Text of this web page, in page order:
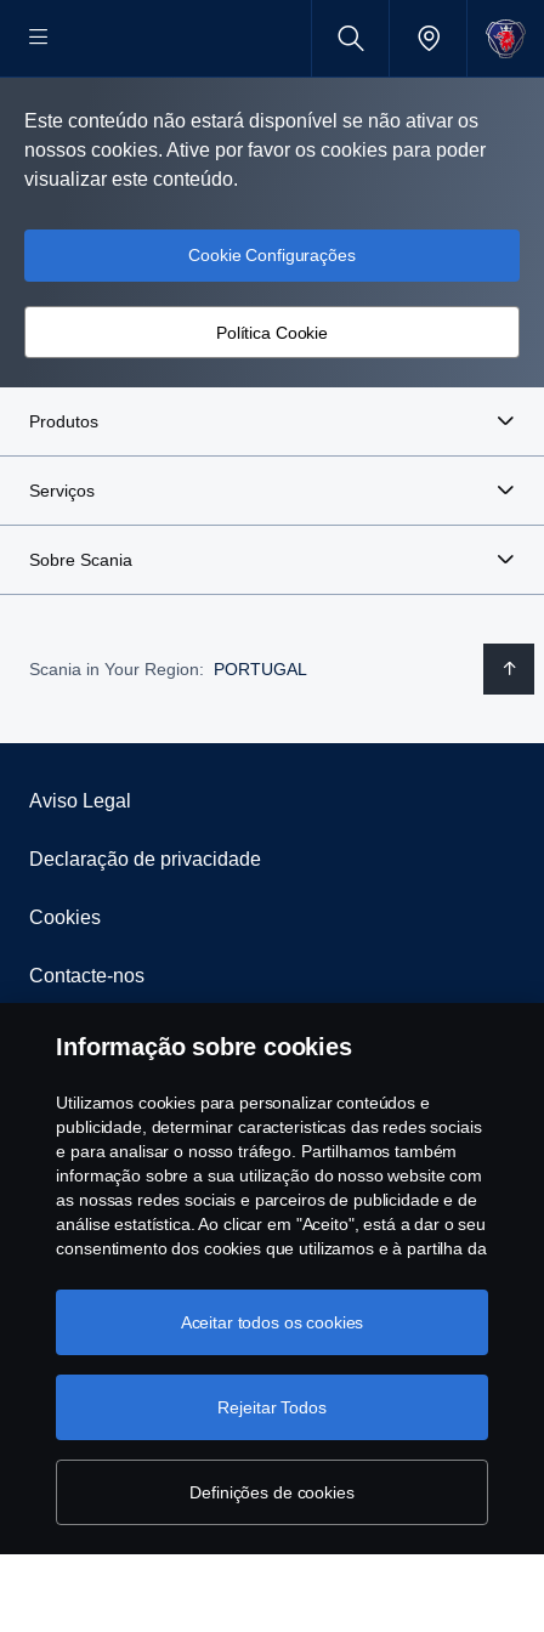
Este conteúdo não estará disponível se não ativar os
nossos cookies. Ative por favor os cookies para poder
visualizar este conteúdo.
Cookie Configurações
Política Cookie
Produtos
Serviços
Sobre Scania
Scania in Your Region: PORTUGAL
Aviso Legal
Declaração de privacidade
Cookies
Contacte-nos
Whistleblowing
Política ambiental
Governance, Risk & Compliance
Cookie Configurações
© Copyright Scania 2025 All rights reserved. Scania
CV AB (publ), SE-151 87 Södertälje, Sweden, Tel:
+46-8-55 38 10 00, Fax: +46-8-55 38 10 37.
Informação sobre cookies
Utilizamos cookies para personalizar conteúdos e
publicidade, determinar caracteristicas das redes sociais
e para analisar o nosso tráfego. Partilhamos também
informação sobre a sua utilização do nosso website com
as nossas redes sociais e parceiros de publicidade e de
análise estatística. Ao clicar em "Aceito", está a dar o seu
consentimento dos cookies que utilizamos e à partilha da
utilizamos os cookies, visite a nossa secção de cookies,
ou clique no link em rodapé, ou como gerimos os seus
Definições de cookies
Rejeitar Todos
Aceitar todos os cookies